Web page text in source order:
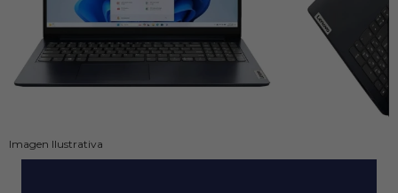
Imagen Ilustrativa